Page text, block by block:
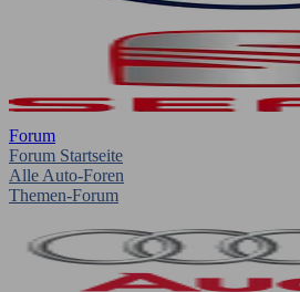
Forum
Forum Startseite
Alle Auto-Foren
Themen-Forum